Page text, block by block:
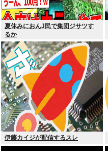
夏休みにおんJ民で集団ジサツす
るか
伊藤カイジが配信するスレ